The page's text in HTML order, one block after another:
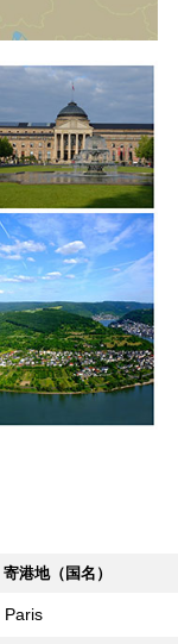
寄港地（国名）
Paris